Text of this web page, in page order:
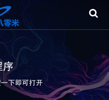
序
下即可打开